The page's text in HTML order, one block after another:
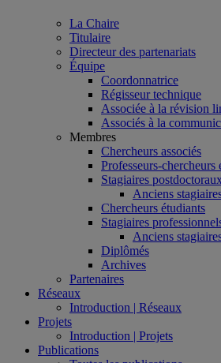
La Chaire
Titulaire
Directeur des partenariats
Équipe
Coordonnatrice
Régisseur technique
Associée à la révision
Associés à la
Membres
Chercheurs associés
Professeurs-chercheurs
Stagiaires postdoctoraux
Anciens
Chercheurs étudiants
Stagiaires
Anciens
Diplômés
Archives
Partenaires
Réseaux
Introduction | Réseaux
Projets
Introduction | Projets
Publications